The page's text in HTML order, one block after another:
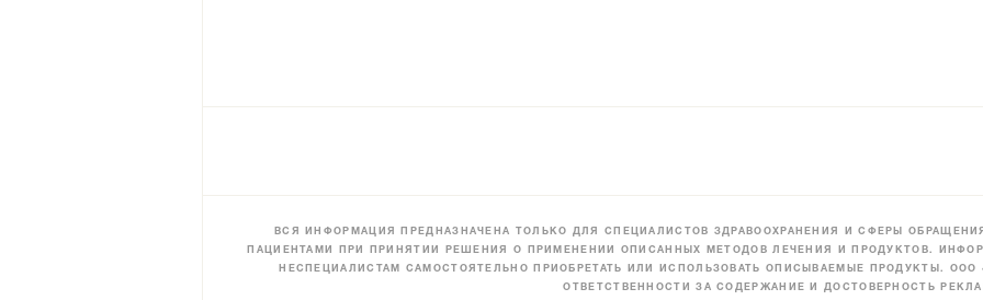
ВСЯ ИНФОРМАЦИЯ ПРЕДНАЗНАЧЕНА ТОЛЬКО ДЛЯ СПЕЦИАЛИСТОВ ЗДРАВООХРАНЕНИЯ И СФЕРЫ
ПАЦИЕНТАМИ ПРИ ПРИНЯТИИ РЕШЕНИЯ О ПРИМЕНЕНИИ ОПИСАННЫХ МЕТОДОВ ЛЕЧЕНИЯ И ПРОДУКТОВ.
НЕСПЕЦИАЛИСТАМ САМОСТОЯТЕЛЬНО ПРИОБРЕТАТЬ ИЛИ ИСПОЛЬЗОВАТЬ ОПИСЫВАЕМЫЕ ПРОДУКТЫ.
ОТВЕТСТВЕННОСТИ ЗА СОДЕРЖАНИЕ И ДОСТОВЕРНОСТЬ